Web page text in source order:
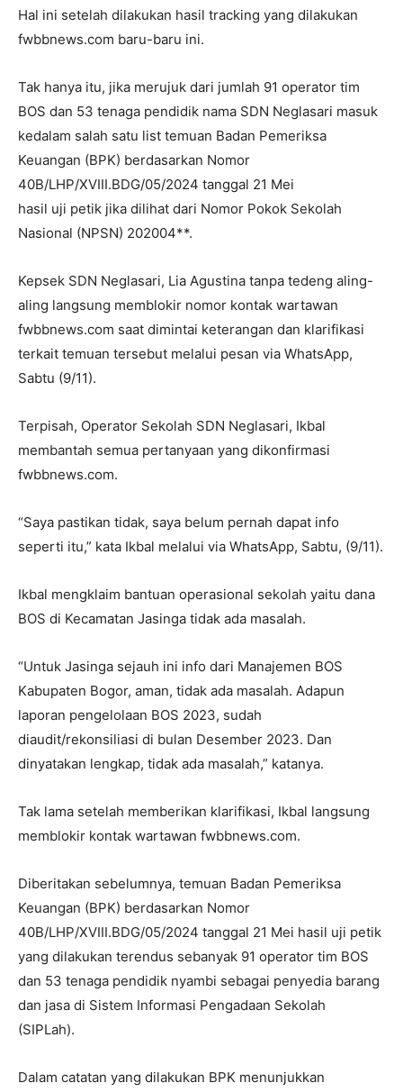
Hal ini setelah dilakukan hasil tracking yang dilakukan
fwbbnews.com baru-baru ini.
Tak hanya itu, jika merujuk dari jumlah 91 operator tim
BOS dan 53 tenaga pendidik nama SDN Neglasari masuk
kedalam salah satu list temuan Badan Pemeriksa
Keuangan (BPK) berdasarkan Nomor
40B/LHP/XVIII.BDG/05/2024 tanggal 21 Mei
hasil uji petik jika dilihat dari Nomor Pokok Sekolah
Nasional (NPSN) 202004**.
Kepsek SDN Neglasari, Lia Agustina tanpa tedeng aling-
aling langsung memblokir nomor kontak wartawan
fwbbnews.com saat dimintai keterangan dan klarifikasi
terkait temuan tersebut melalui pesan via WhatsApp,
Sabtu (9/11).
Terpisah, Operator Sekolah SDN Neglasari, Ikbal
membantah semua pertanyaan yang dikonfirmasi
fwbbnews.com.
“Saya pastikan tidak, saya belum pernah dapat info
seperti itu,” kata Ikbal melalui via WhatsApp, Sabtu, (9/11).
Ikbal mengklaim bantuan operasional sekolah yaitu dana
BOS di Kecamatan Jasinga tidak ada masalah.
“Untuk Jasinga sejauh ini info dari Manajemen BOS
Kabupaten Bogor, aman, tidak ada masalah. Adapun
laporan pengelolaan BOS 2023, sudah
diaudit/rekonsiliasi di bulan Desember 2023. Dan
dinyatakan lengkap, tidak ada masalah,” katanya.
Tak lama setelah memberikan klarifikasi, Ikbal langsung
memblokir kontak wartawan fwbbnews.com.
Diberitakan sebelumnya, temuan Badan Pemeriksa
Keuangan (BPK) berdasarkan Nomor
40B/LHP/XVIII.BDG/05/2024 tanggal 21 Mei hasil uji petik
yang dilakukan terendus sebanyak 91 operator tim BOS
dan 53 tenaga pendidik nyambi sebagai penyedia barang
dan jasa di Sistem Informasi Pengadaan Sekolah
(SIPLah).
Dalam catatan yang dilakukan BPK menunjukkan